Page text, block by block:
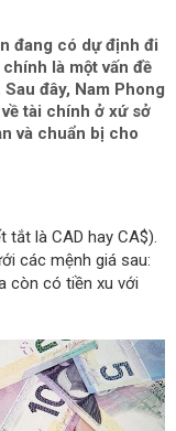
đang có dự định đi
là một vấn đề
đây, Nam Phong
tài chính ở xứ sở
và chuẩn bị cho
tắt là CAD hay CA$).
các mệnh giá sau:
còn có tiền xu với